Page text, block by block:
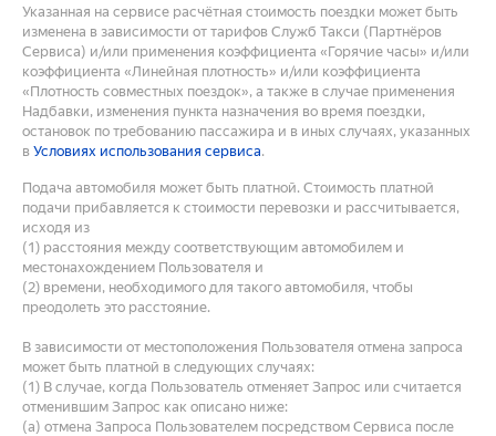
Указанная на сервисе расчётная стоимость поездки может быть
изменена в зависимости от тарифов Служб Такси (Партнёров
Сервиса) и/или применения коэффициента «Горячие часы» и/или
коэффициента «Линейная плотность» и/или коэффициента
«Плотность совместных поездок», а также в случае применения
Надбавки, изменения пункта назначения во время поездки,
остановок по требованию пассажира и в иных случаях, указанных
в Условиях использования сервиса.
Подача автомобиля может быть платной. Стоимость платной
подачи прибавляется к стоимости перевозки и рассчитывается,
исходя из
(1) расстояния между соответствующим автомобилем и
местонахождением Пользователя и
(2) времени, необходимого для такого автомобиля, чтобы
преодолеть это расстояние.
В зависимости от местоположения Пользователя отмена запроса
может быть платной в следующих случаях:
(1) В случае, когда Пользователь отменяет Запрос или считается
отменившим Запрос как описано ниже:
(a) отмена Запроса Пользователем посредством Сервиса после